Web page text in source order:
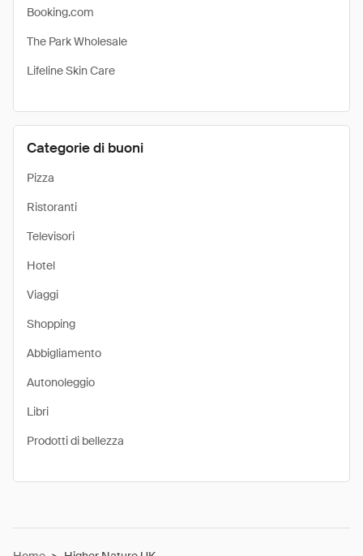
Booking.com
The Park Wholesale
Lifeline Skin Care
Categorie di buoni
Pizza
Ristoranti
Televisori
Hotel
Viaggi
Shopping
Abbigliamento
Autonoleggio
Libri
Prodotti di bellezza